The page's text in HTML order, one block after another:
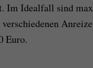
Im Idealfall sind
Euro.